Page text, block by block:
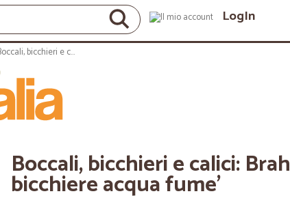
LogIn
Boccali, bicchieri e calici: Brahms bicchiere acqua fume'
Boccali, bicchieri e calici:
bicchiere acqua fume'